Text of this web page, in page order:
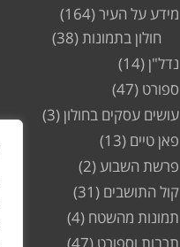
מידע על העיר(164)
חולון בתמונות(38)
נדל"ן(14)
ספורט (47)
עושים עסקים בחולון(3)
פאן טיים (13)
פרשת השבוע(2)
קול התושבים (31)
תמונות מהשטח (4)